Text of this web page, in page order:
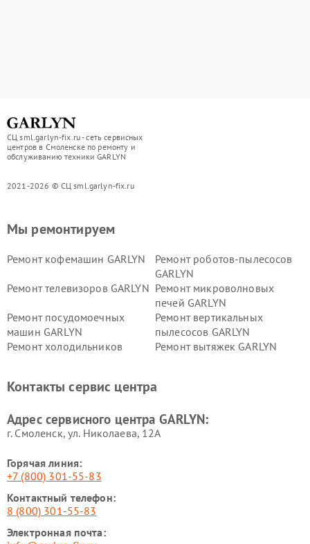
СЦ sml.garlyn-fix.ru - сеть сервисных
центров в Смоленске по ремонту и
обслуживанию техники GARLYN
2021-2026 © СЦ sml.garlyn-fix.ru
Мы ремонтируем
Ремонт кофемашин GARLYN
Ремонт роботов-пылесосов
GARLYN
Ремонт телевизоров GARLYN Ремонт микроволновых
печей GARLYN
Ремонт посудомоечных
машин GARLYN
Ремонт вертикальных
пылесосов GARLYN
Ремонт холодильников
Ремонт вытяжек GARLYN
стеклоочистителей GARLYN
GARLYN
GARLYN
Контакты сервис центра
Адрес сервисного центра GARLYN:
г. Смоленск, ул. Николаева, 12А
Горячая линия:
+7 (800) 301-55-83
Контактный телефон:
8 (800) 301-55-83
Электронная почта: